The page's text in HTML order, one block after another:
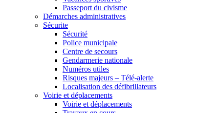
Passeport du civisme
Démarches administratives
Sécurite
Sécurité
Police municipale
Centre de secours
Gendarmerie nationale
Numéros utiles
Risques majeurs – Télé-alerte
Localisation des défibrillateurs
Voirie et déplacements
Voirie et déplacements